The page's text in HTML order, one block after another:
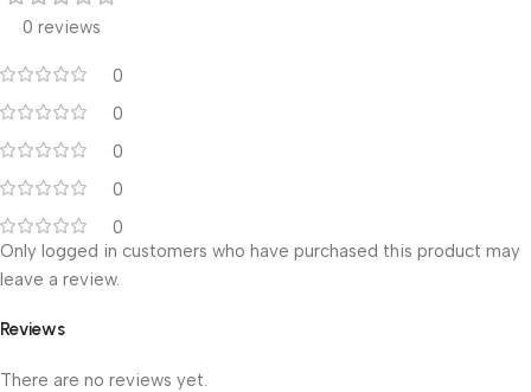
0 reviews
0
0
0
0
0
Reviews
There are no reviews yet.
Only logged in customers who have purchased this product may
leave a review.